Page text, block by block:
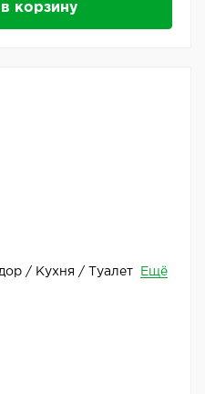
корзину
/ Кухня / Туалет
Ещё